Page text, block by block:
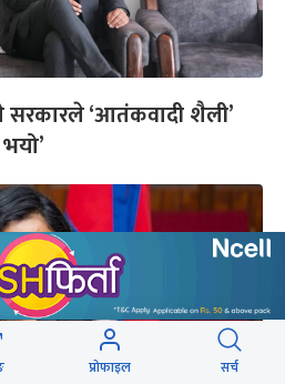
सरकारले ‘आतंकवादी शैली’
प्रोफाइल सर्च